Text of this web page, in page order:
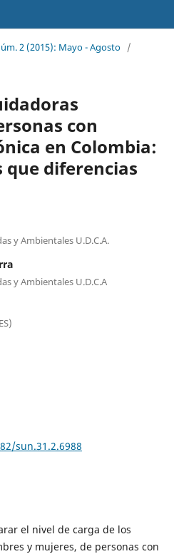
2 (2015): Mayo - Agosto /
con
en Colombia:
diferencias
y Ambientales U.D.C.A.
y Ambientales U.D.C.A
sun.31.2.6988
el nivel de carga de los
y mujeres, de personas con